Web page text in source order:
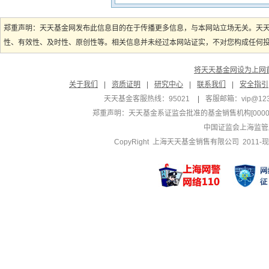
郑重声明：天天基金网发布此信息目的在于传播更多信息，与本网站立场无关。
性、有效性、及时性、原创性等。相关信息并未经过本网站证实，不对您构成任
将天天基金网设为上网
关于我们
资质证明 研究中心 联系我们
安全指引
天天基金客服热线：95021
客服邮箱：
郑重声明： 天天基金系证监会批准的基金销售机构
中国证监会上海监
CopyRight 上海天天基金销售有限公司 2011-